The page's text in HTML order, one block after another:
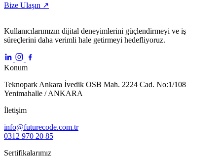
Bize Ulaşın ↗
Kullanıcılarımızın dijital deneyimlerini güçlendirmeyi ve iş
süreçlerini daha verimli hale getirmeyi hedefliyoruz.
Konum
Teknopark Ankara İvedik OSB Mah. 2224 Cad. No:1/108
Yenimahalle / ANKARA
İletişim
info@futurecode.com.tr
0312 970 20 85
Sertifikalarımız